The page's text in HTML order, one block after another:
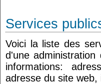
Services
Voici la liste des
d'une
informations:
adresse du site